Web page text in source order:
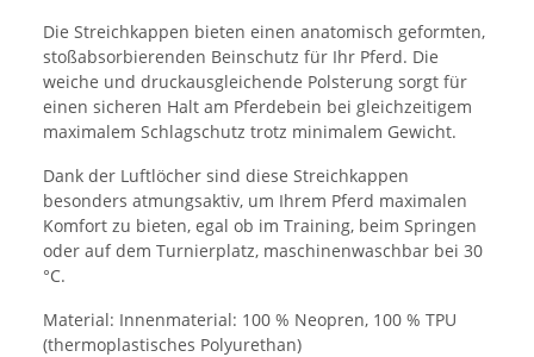
Die Streichkappen bieten einen anatomisch geformten,
stoßabsorbierenden Beinschutz für Ihr Pferd. Die
weiche und druckausgleichende Polsterung sorgt für
einen sicheren Halt am Pferdebein bei gleichzeitigem
maximalem Schlagschutz trotz minimalem Gewicht.
Dank der Luftlöcher sind diese Streichkappen
besonders atmungsaktiv, um Ihrem Pferd maximalen
Komfort zu bieten, egal ob im Training, beim Springen
oder auf dem Turnierplatz, maschinenwaschbar bei 30
°C.
Material: Innenmaterial: 100 % Neopren, 100 % TPU
(thermoplastisches Polyurethan)